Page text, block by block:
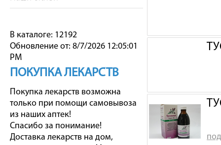
В каталоге: 12192
Обновление от: 8/7/2026 12:05:01
PM
ПОКУПКА ЛЕКАРСТВ
Покупка лекарств возможна
только при помощи самовывоза
из наших аптек!
Спасибо за понимание!
Доставка лекарств на дом,